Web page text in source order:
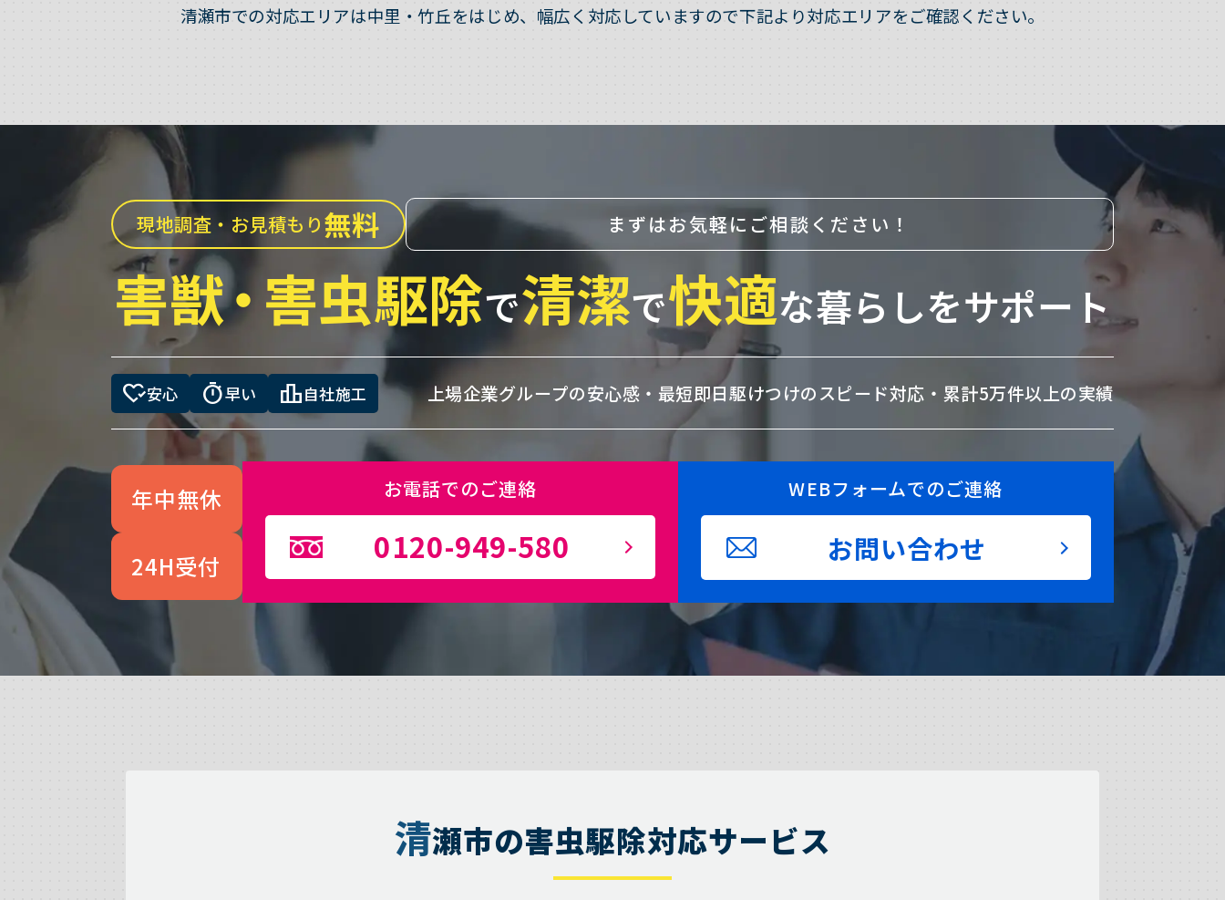
清瀬市での対応エリアは中里・竹丘をはじめ、幅広く対応していますので下記より対応エリアをご確認ください。
現地調査・お見積もり無料 まずはお気軽にご相談ください！
害獣・害虫駆除で清潔で快適な暮らしをサポート
heart_check安心 timer早い leaderboard自社施工 上場企業グループの安心感・ 最短即日駆けつけのスピード対応・ 累計5万件以上の実績
年中無休
24H受付
お電話でのご連絡
0120-949-580
WEBフォームでのご連絡
お問い合わせ
清瀬市の害虫駆除対応サービス